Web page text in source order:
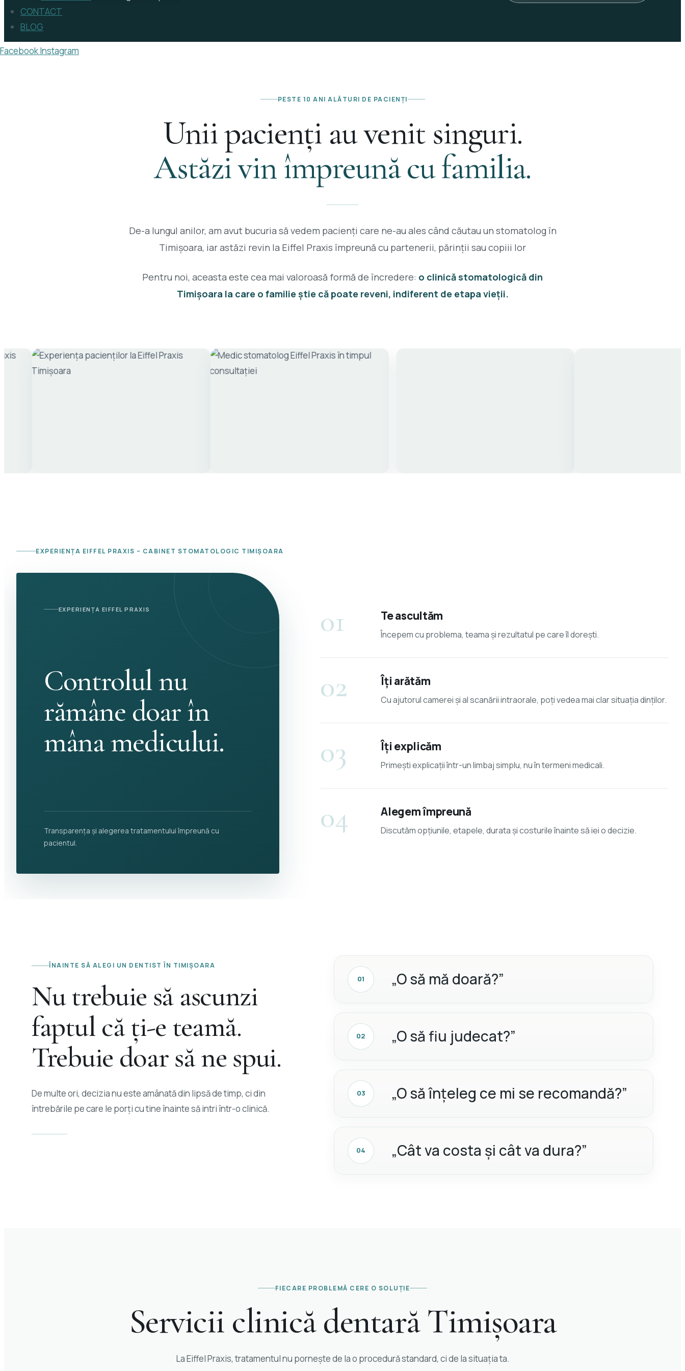
CONTACT
BLOG
FacebookInstagram
PESTE 10 ANI ALĂTURI DE PACIENȚI
Unii pacienți au venit singuri.
Astăzi vin împreună cu familia.
De-a lungul anilor, am avut bucuria să vedem pacienți care ne-au ales când căutau un stomatolog în
Timișoara, iar astăzi revin la Eiffel Praxis împreună cu partenerii, părinții sau copiii lor
Pentru noi, aceasta este cea mai valoroasă formă de încredere: o clinică stomatologică din
Timișoara la care o familie știe că poate reveni, indiferent de etapa vieții.
EXPERIENȚA EIFFEL PRAXIS – CABINET STOMATOLOGIC TIMIȘOARA
EXPERIENȚA EIFFEL PRAXIS
Controlul nu
rămâne doar în
mâna medicului.
Transparența și alegerea tratamentului împreună cu
pacientul.
01 Te ascultăm
Începem cu problema, teama și rezultatul pe care îl dorești.
02 Îți arătăm
Cu ajutorul camerei și al scanării intraorale, poți vedea mai clar situația dinților.
03 Îți explicăm
Primești explicații într-un limbaj simplu, nu în termeni medicali.
04 Alegem împreună
Discutăm opțiunile, etapele, durata și costurile înainte să iei o decizie.
ÎNAINTE SĂ ALEGI UN DENTIST ÎN TIMIȘOARA
Nu trebuie să ascunzi
faptul că ți-e teamă.
Trebuie doar să ne spui.
De multe ori, decizia nu este amânată din lipsă de timp, ci din
întrebările pe care le porți cu tine înainte să intri într-o clinică.
01 „O să mă doară?”
02 „O să fiu judecat?”
03 „O să înțeleg ce mi se recomandă?”
04 „Cât va costa și cât va dura?”
FIECARE PROBLEMĂ CERE O SOLUȚIE
Servicii clinică dentară Timișoara
La Eiffel Praxis, tratamentul nu pornește de la o procedură standard, ci de la situația ta.